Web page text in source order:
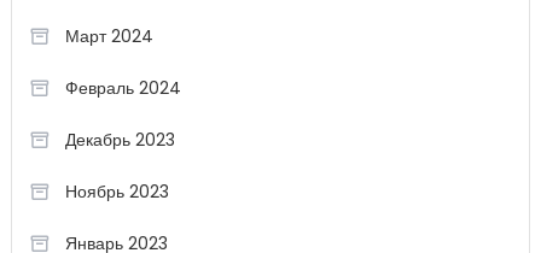
Март 2024
Февраль 2024
Декабрь 2023
Ноябрь 2023
Январь 2023